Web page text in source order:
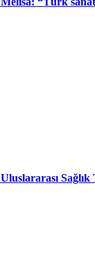
Uluslararası